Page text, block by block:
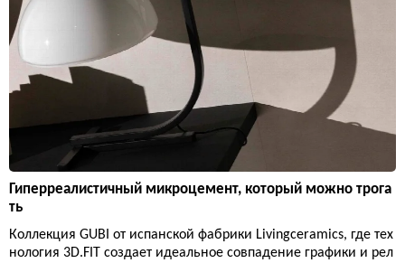
Гиперреалистичный микроцемент, который можно трога
ть
Коллекция GUBI от испанской фабрики Livingceramics, где тех
нология 3D.FIT создает идеальное совпадение графики и рел